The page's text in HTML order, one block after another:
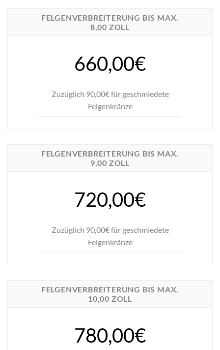
FELGENVERBREITERUNG BIS MAX.
8,00 ZOLL
660,00€
Zuzüglich 90,00€ für geschmiedete
Felgenkränze
FELGENVERBREITERUNG BIS MAX.
9,00 ZOLL
720,00€
Zuzüglich 90,00€ für geschmiedete
Felgenkränze
FELGENVERBREITERUNG BIS MAX.
10,00 ZOLL
780,00€